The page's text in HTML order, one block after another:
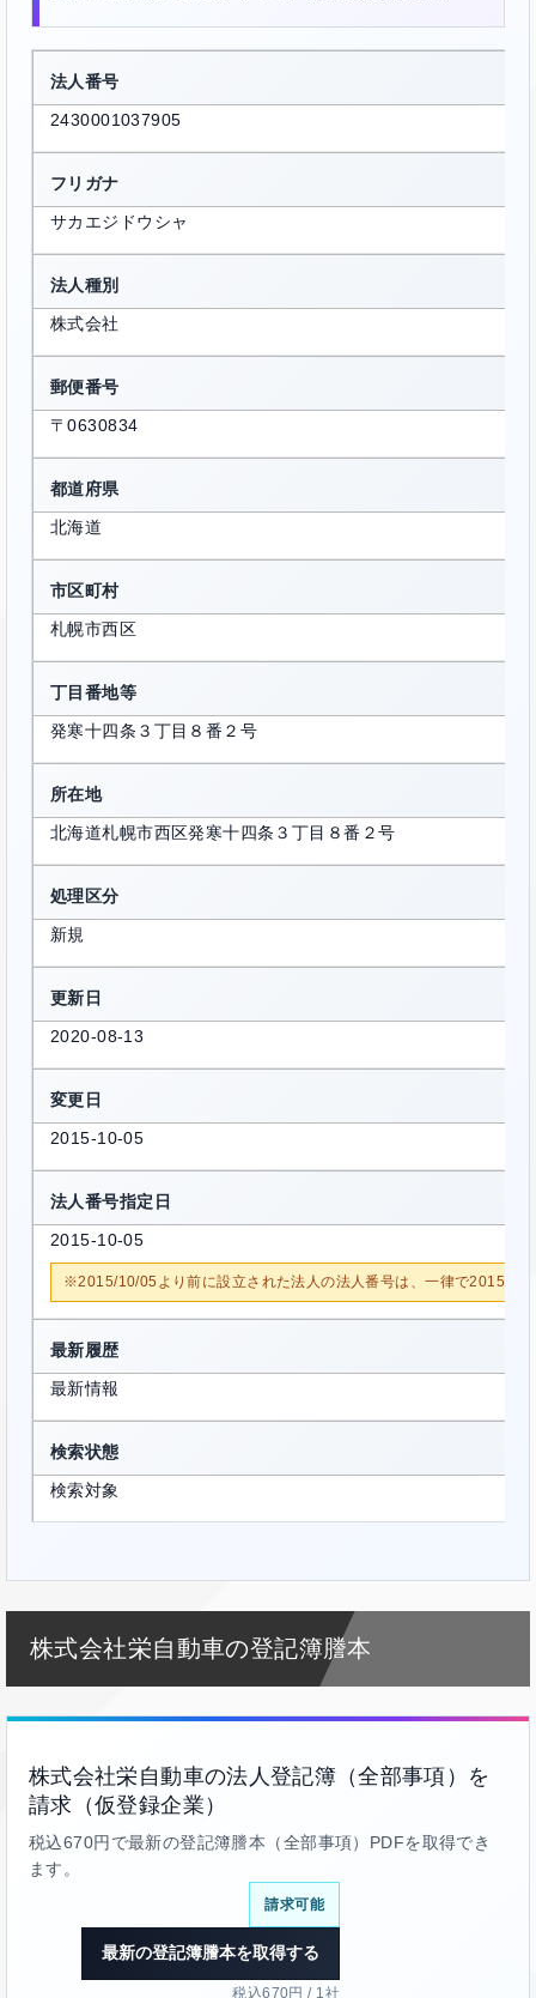
法人番号
2430001037905
フリガナ
サカエジドウシャ
法人種別
株式会社
郵便番号
〒0630834
都道府県
北海道
市区町村
札幌市西区
丁目番地等
発寒十四条３丁目８番２号
所在地
北海道札幌市西区発寒十四条３丁目８番２号
処理区分
新規
更新日
2020-08-13
変更日
2015-10-05
法人番号指定日
2015-10-05
※2015/10/05より前に設立された法人の法人番号は、一律で2015/10/
最新履歴
最新情報
検索状態
検索対象
株式会社栄自動車の登記簿謄本
株式会社栄自動車の法人登記簿（全部事項）を
請求（仮登録企業）
税込670円で最新の登記簿謄本（全部事項）PDFを取得でき
ます。
請求可能
最新の登記簿謄本を取得する
税込670円 / 1社